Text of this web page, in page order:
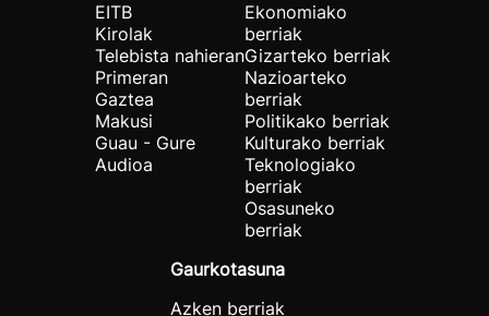
EITB
Kirolak
Telebista nahieran
Primeran
Gaztea
Makusi
Guau - Gure
Audioa
Ekonomiako
berriak
Gizarteko berriak
Nazioarteko
berriak
Politikako berriak
Kulturako berriak
Teknologiako
berriak
Osasuneko
berriak
Gaurkotasuna
Azken berriak